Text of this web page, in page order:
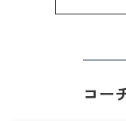
コー